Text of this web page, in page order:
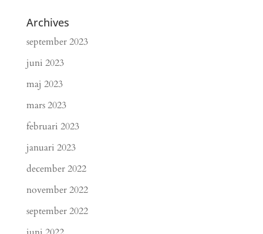
Archives
september 2023
juni 2023
maj 2023
mars 2023
februari 2023
januari 2023
december 2022
november 2022
september 2022